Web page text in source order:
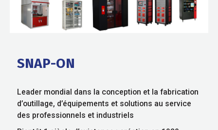
SNAP-ON
Leader mondial dans la conception et la fabrication
d’outillage, d’équipements et solutions au service
des professionnels et industriels